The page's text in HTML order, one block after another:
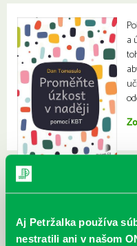
Aj Petržalka používa
nestratili ani v našom
a